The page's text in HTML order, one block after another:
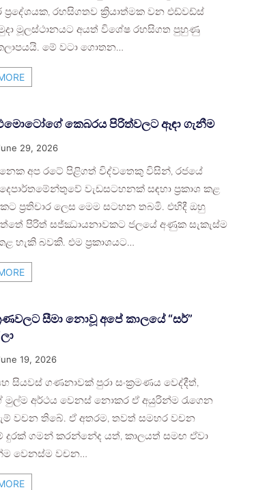
ප්‍රදේශයක, රහසිගතව ක්‍රියාත්මක වන එඩ්වඩ්ස්
මූලස්ථානයට අයත් විශේෂ රහසිගත පුහුණු
මේ වටා ගොතන…
කෙබරය පිරිත්වලට ඈඳා ගැනීම
29, 2026
අප රටේ පිළිගත් විද්වතෙකු විසින්, රජයේ
දෙපාර්තමේන්තුවේ වැඩසටහනක් සඳහා ප්‍රකාශ කළ
ප්‍රතිචාර ලෙස මෙම සටහන තබමි. එහිදී ඔහු
පිරිත් සජ්ඣායනාවකට ජලයේ අණුක සැකැස්ම
හැකි බවකි. එම ප්‍රකාශයට…
සීමා නොවූ අපේ කාලයේ “සර්”
19, 2026
සියවස් ගණනාවක් පුරා සංක්‍රමණය වෙද්දීත්,
මුල්ම අර්ථය වෙනස් නොකර ඒ අයුරින්ම රැගෙන
වචන තිබේ. ඒ අතරම, තවත් සමහර වචන
ගමන් කරන්නේද යත්, කාලයත් සමඟ ඒවා
වෙනස්ම වචන…